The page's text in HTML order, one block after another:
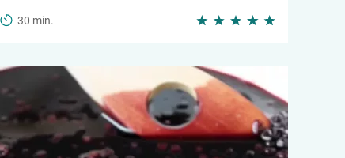
30 min.